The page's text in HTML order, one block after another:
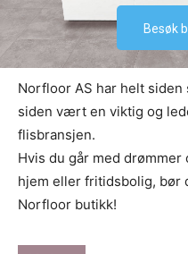
Besøk
Norfloor AS har helt
siden vært en viktig og
flisbransjen.
Hvis du går med
hjem eller fritidsbolig, bør
Norfloor butikk!